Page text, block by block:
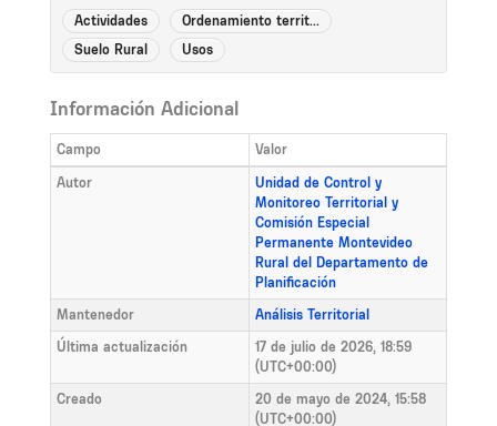
Actividades
Ordenamiento territ...
Suelo Rural
Usos
Información Adicional
Campo
Valor
Autor
Unidad de Control y
Monitoreo Territorial y
Comisión Especial
Permanente Montevideo
Rural del Departamento de
Planificación
Mantenedor
Análisis Territorial
Última actualización
17 de julio de 2026, 18:59
(UTC+00:00)
Creado
20 de mayo de 2024, 15:58
(UTC+00:00)